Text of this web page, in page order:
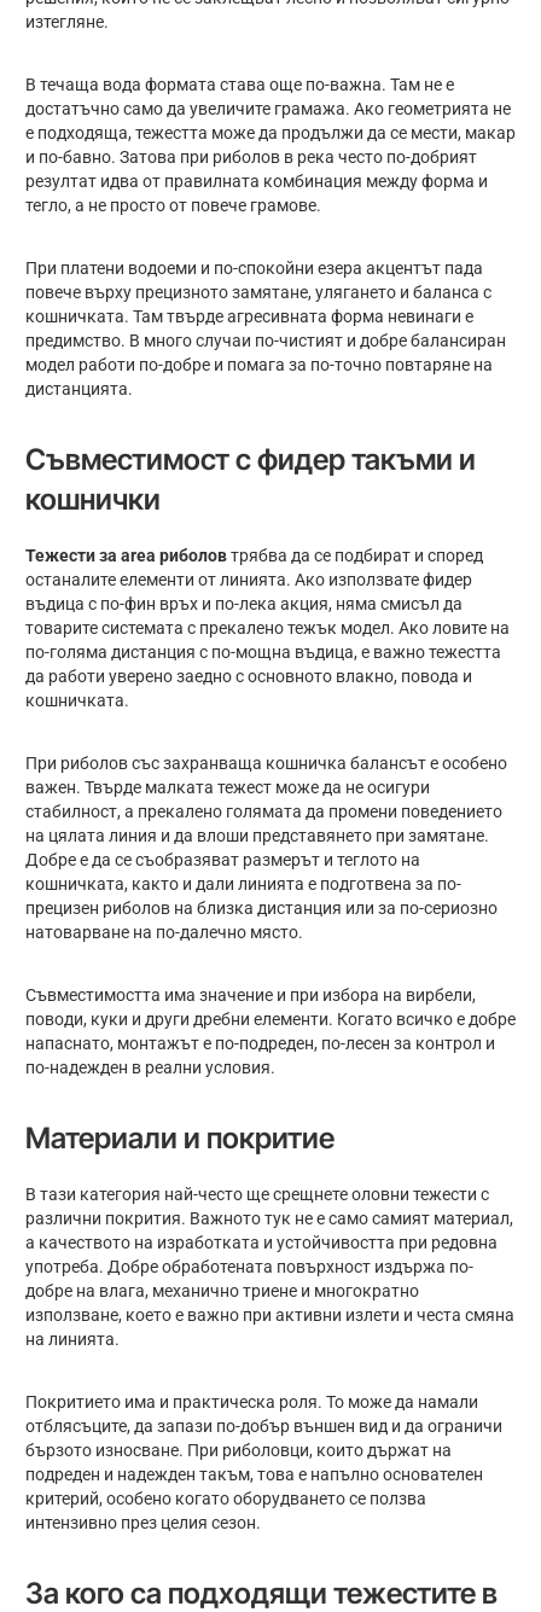
изтегляне.
В течаща вода формата става още по-важна. Там не е
достатъчно само да увеличите грамажа. Ако геометрията не
е подходяща, тежестта може да продължи да се мести, макар
и по-бавно. Затова при риболов в река често по-добрият
резултат идва от правилната комбинация между форма и
тегло, а не просто от повече грамове.
При платени водоеми и по-спокойни езера акцентът пада
повече върху прецизното замятане, улягането и баланса с
кошничката. Там твърде агресивната форма невинаги е
предимство. В много случаи по-чистият и добре балансиран
модел работи по-добре и помага за по-точно повтаряне на
дистанцията.
Съвместимост с фидер такъми и
кошнички
Тежести за area риболовтрябва да се подбират и според
останалите елементи от линията. Ако използвате фидер
въдица с по-фин връх и по-лека акция, няма смисъл да
товарите системата с прекалено тежък модел. Ако ловите на
по-голяма дистанция с по-мощна въдица, е важно тежестта
да работи уверено заедно с основното влакно, повода и
кошничката.
При риболов със захранваща кошничка балансът е особено
важен. Твърде малката тежест може да не осигури
стабилност, а прекалено голямата да промени поведението
на цялата линия и да влоши представянето при замятане.
Добре е да се съобразяват размерът и теглото на
кошничката, както и дали линията е подготвена за по-
прецизен риболов на близка дистанция или за по-сериозно
натоварване на по-далечно място.
Съвместимостта има значение и при избора на вирбели,
поводи, куки и други дребни елементи. Когато всичко е добре
напаснато, монтажът е по-подреден, по-лесен за контрол и
по-надежден в реални условия.
Материали и покритие
В тази категория най-често ще срещнете оловни тежести с
различни покрития. Важното тук не е само самият материал,
а качеството на изработката и устойчивостта при редовна
употреба. Добре обработената повърхност издържа по-
добре на влага, механично триене и многократно
използване, което е важно при активни излети и честа смяна
на линията.
Покритието има и практическа роля. То може да намали
отблясъците, да запази по-добър външен вид и да ограничи
бързото износване. При риболовци, които държат на
подреден и надежден такъм, това е напълно основателен
критерий, особено когато оборудването се ползва
интензивно през целия сезон.
За кого са подходящи тежестите в